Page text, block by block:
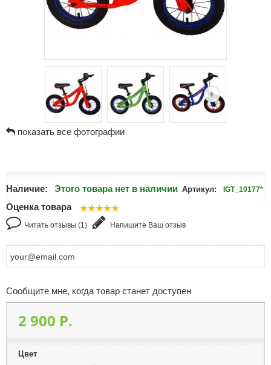
показать все фотографии
Наличие: Этого товара нет в наличии Артикул: IGT_10177*
Оценка товара
Читать отзывы (1) Напишите Ваш отзыв
Сообщите мне, когда товар станет доступен
2 900 P.
Цвет